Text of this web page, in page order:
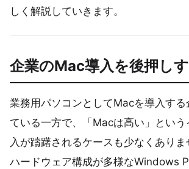
しく解説していきます。
企業のMac導入を後押しす
業務用パソコンとしてMacを導入する
ている一方で、「Macは高い」とい
入が躊躇されるケースも少なくありま
ハードウェア構成が多様なWindows